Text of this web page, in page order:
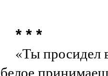
* * *
«Ты просидел
белое